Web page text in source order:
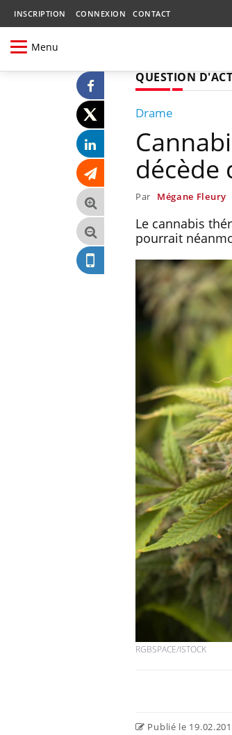
INSCRIPTION CONNEXION CONTACT
Menu
QUESTION
Drame
décède
Par Mégane Fleury
Le cannabis
pourrait
RGBSPACE/ISTOCK
Publié le
Fortes
pourquoi le
noyade
Le Viagra
freiner la
cancer ?
Pourquoi
de protéines
finalement